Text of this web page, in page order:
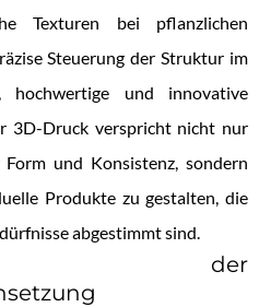
Texturen bei pflanzlichen
Steuerung der Struktur im
hochwertige und innovative
3D-Druck verspricht nicht nur
und Konsistenz, sondern
Produkte zu gestalten, die
abgestimmt sind.
der